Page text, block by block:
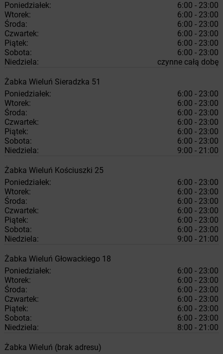
Poniedziałek:
6:00 - 23:00
Wtorek:
6:00 - 23:00
Środa:
6:00 - 23:00
Czwartek:
6:00 - 23:00
Piątek:
6:00 - 23:00
Sobota:
6:00 - 23:00
Niedziela:
czynne całą dobę
Żabka Wieluń Sieradzka 51
Poniedziałek:
6:00 - 23:00
Wtorek:
6:00 - 23:00
Środa:
6:00 - 23:00
Czwartek:
6:00 - 23:00
Piątek:
6:00 - 23:00
Sobota:
6:00 - 23:00
Niedziela:
9:00 - 21:00
Żabka Wieluń Kościuszki 25
Poniedziałek:
6:00 - 23:00
Wtorek:
6:00 - 23:00
Środa:
6:00 - 23:00
Czwartek:
6:00 - 23:00
Piątek:
6:00 - 23:00
Sobota:
6:00 - 23:00
Niedziela:
9:00 - 21:00
Żabka Wieluń Głowackiego 18
Poniedziałek:
6:00 - 23:00
Wtorek:
6:00 - 23:00
Środa:
6:00 - 23:00
Czwartek:
6:00 - 23:00
Piątek:
6:00 - 23:00
Sobota:
6:00 - 23:00
Niedziela:
8:00 - 21:00
Żabka Wieluń (brak adresu)